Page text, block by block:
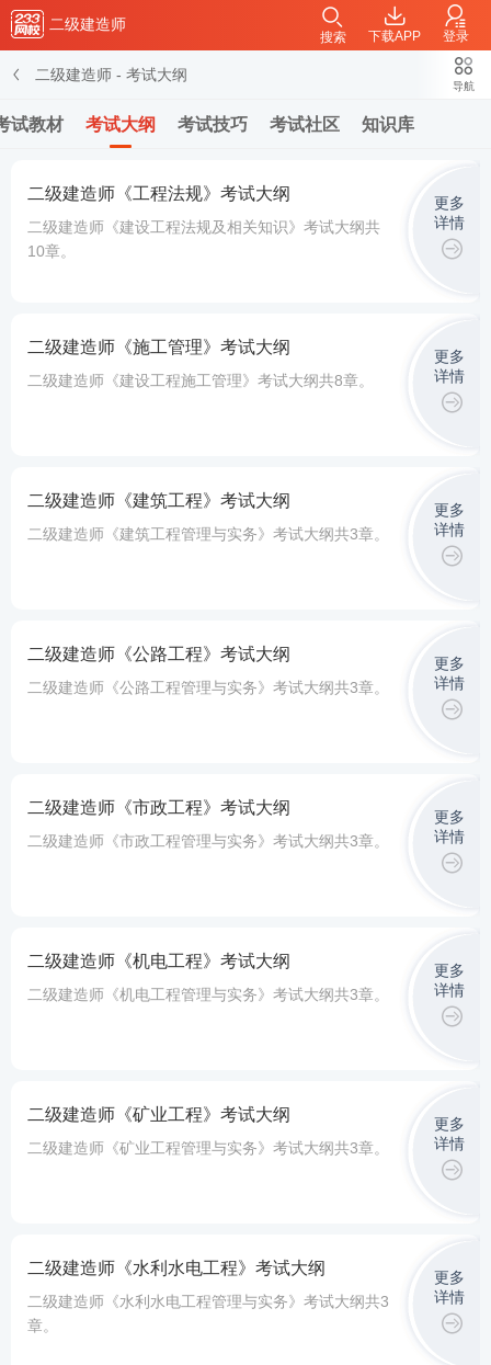
二级建造师
下载APP 登录
搜索
二级建造师 - 考试大纲
试教材 考试大纲 考试技巧 考试社区 知识库
导航
二级建造师《工程法规》考试大纲
二级建造师《建设工程法规及相关知识》考试大纲共
10章。
更多
详情
二级建造师《施工管理》考试大纲
二级建造师《建设工程施工管理》考试大纲共8章。
更多
详情
二级建造师《建筑工程》考试大纲
二级建造师《建筑工程管理与实务》考试大纲共3章。
更多
详情
二级建造师《公路工程》考试大纲
二级建造师《公路工程管理与实务》考试大纲共3章。
更多
详情
二级建造师《市政工程》考试大纲
二级建造师《市政工程管理与实务》考试大纲共3章。
更多
详情
二级建造师《机电工程》考试大纲
二级建造师《机电工程管理与实务》考试大纲共3章。
更多
详情
二级建造师《矿业工程》考试大纲
二级建造师《矿业工程管理与实务》考试大纲共3章。
更多
详情
二级建造师《水利水电工程》考试大纲
二级建造师《水利水电工程管理与实务》考试大纲共3
章。
更多
详情